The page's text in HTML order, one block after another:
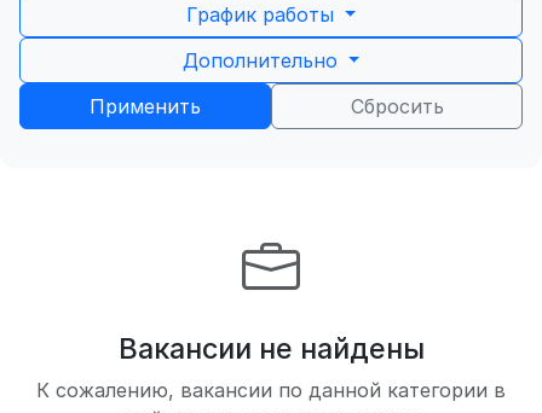
График работы
Дополнительно
Применить
Сбросить
Вакансии не найдены
К сожалению, вакансии по данной категории в